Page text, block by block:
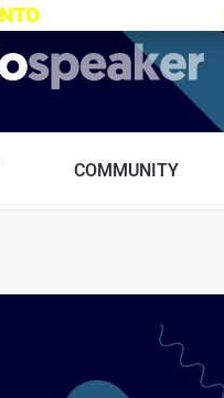
Radiospeaker.it
COMMUNITY